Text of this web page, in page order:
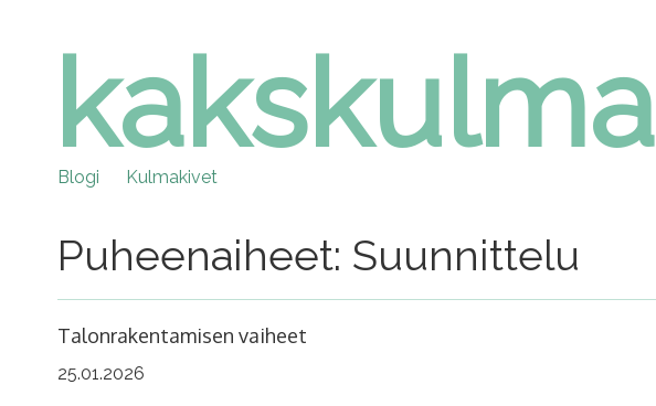
Skip
contentkakskulma
Blogi Kulmakivet
Puheenaiheet: Suunnittelu
Talonrakentamisen vaiheet
25.01.2026